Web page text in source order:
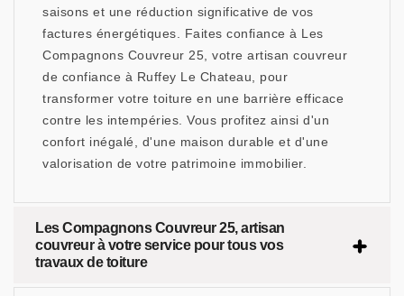
saisons et une réduction significative de vos
factures énergétiques. Faites confiance à Les
Compagnons Couvreur 25, votre artisan couvreur
de confiance à Ruffey Le Chateau, pour
transformer votre toiture en une barrière efficace
contre les intempéries. Vous profitez ainsi d'un
confort inégalé, d'une maison durable et d'une
valorisation de votre patrimoine immobilier.
Les Compagnons Couvreur 25, artisan
couvreur à votre service pour tous vos
travaux de toiture